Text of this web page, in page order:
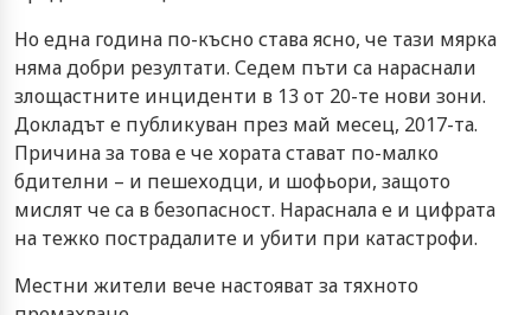
Но една година по-късно става ясно, че тази мярка
няма добри резултати. Седем пъти са нараснали
злощастните инциденти в 13 от 20-те нови зони.
Докладът е публикуван през май месец, 2017-та.
Причина за това е че хората стават по-малко
бдителни – и пешеходци, и шофьори, защото
мислят че са в безопасност. Нараснала е и цифрата
на тежко пострадалите и убити при катастрофи.
Местни жители вече настояват за тяхното